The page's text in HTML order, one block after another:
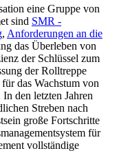
eine Gruppe von
sind SMR -
, Anforderungen an die
das Überleben von
der Schlüssel zum
der Rolltreppe
das Wachstum von
den letzten Jahren
Streben nach
große Fortschritte
für
vollständige